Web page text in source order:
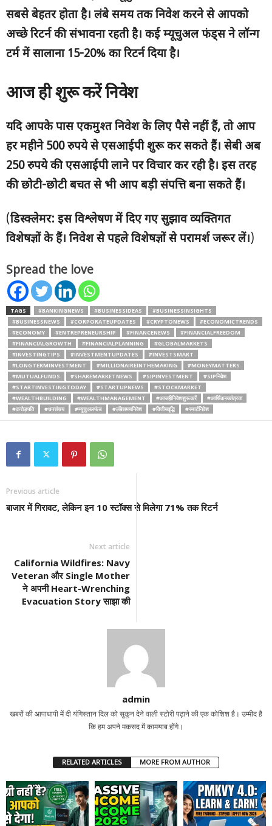
सबसे बेहतर होता है। लंबे समय तक निवेश करने से आपको
अच्छे रिटर्न की संभावना रहती है। कई म्यूचुअल फंड्स ने लॉन्ग
टर्म में सालाना 15-20% का रिटर्न दिया है।
आज ही शुरू करें निवेश
यदि आपके पास एकमुश्त निवेश के लिए पैसे नहीं हैं, तो आप
हर महीने 500 रुपये से एसआईपी शुरू कर सकते हैं। सेबी अब
250 रुपये की एसआईपी लाने पर विचार कर रही है। इस तरह
की छोटी-छोटी बचत से भी आप बड़ी संपत्ति बना सकते हैं।
(डिस्क्लेमर: इस विश्लेषण में दिए गए सुझाव व्यक्तिगत
विशेषज्ञों के हैं। निवेश से पहले विशेषज्ञों से परामर्श जरूर लें।)
Spread the love
TAGS #BANKINGNEWS #BUSINESSIDEAS
#BUSINESSINSIGHTS
#BUSINESSNEWS
#CORPORATEUPDATES #CRYPTONEWS
#ECONOMICTRENDS
#ECONOMY
#ENTREPRENEURSHIP #FINANCENEWS
#FINANCIALFREEDOM
#FINANCIALGROWTH
#FINANCIALPLANNING
#GLOBALMARKETS
#INVESTINGTIPS
#INVESTMENTUPDATES
#INVESTSMART
#LONGTERMINVESTMENT
#MILLIONAIREINTHEMAKING
#MONEYMATTERS
#MUTUALFUNDS
#SHAREMARKETNEWS #SIPINVESTMENT
#SIPनिवेश
#STARTINVESTINGTODAY
#STARTUPNEWS
#STOCKMARKET
#WEALTHBUILDING
#WEALTHMANAGEMENT #आजहीनिवेशशुरूकरें
#आर्थिकस्वतंत्रता
#करोड़पति
#धनसंचय #म्यूचुअलफंड #लंबेसमयनिवेश #वित्तीयवृद्धि #स्मार्टनिवेश
Previous article
बाजार में गिरावट, लेकिन इन 10 स्टॉक्स से मिलेगा 71% तक रिटर्न
Next article
California Wildfires: Navy
Veteran और Single Mother
ने अपनी Heart-Wrenching
Evacuation Story साझा की
admin
खबरों की आपाधापी में दी यंगिस्तान दिल को सुकून देने वाली स्टोरी पढ़ाने की एक कोशिश है। उम्मीद है
कि हम अपने मकसद में कामयाब होंगे।
RELATED ARTICLES MORE FROM AUTHOR